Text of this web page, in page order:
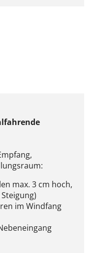
max. 3 cm hoch,
im Windfang